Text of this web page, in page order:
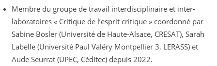
Membre du groupe de travail interdisciplinaire et inter-
laboratoires « Critique de l’esprit critique » coordonné par
Sabine Bosler (Université de Haute-Alsace, CRESAT), Sarah
Labelle (Université Paul Valéry Montpellier 3, LERASS) et
Aude Seurrat (UPEC, Céditec) depuis 2022.